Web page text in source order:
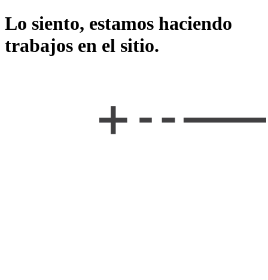
Lo siento, estamos haciendo
trabajos en el sitio.